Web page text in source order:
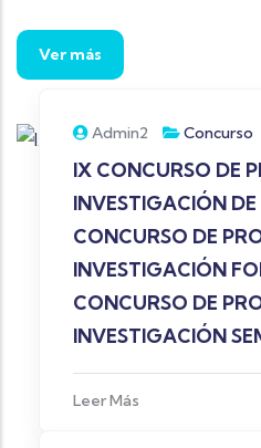
Ver más
Admin2 Concurso
IX CONCURSO DE
INVESTIGACIÓN DE
CONCURSO DE
INVESTIGACIÓN
CONCURSO DE
INVESTIGACIÓN
Leer Más